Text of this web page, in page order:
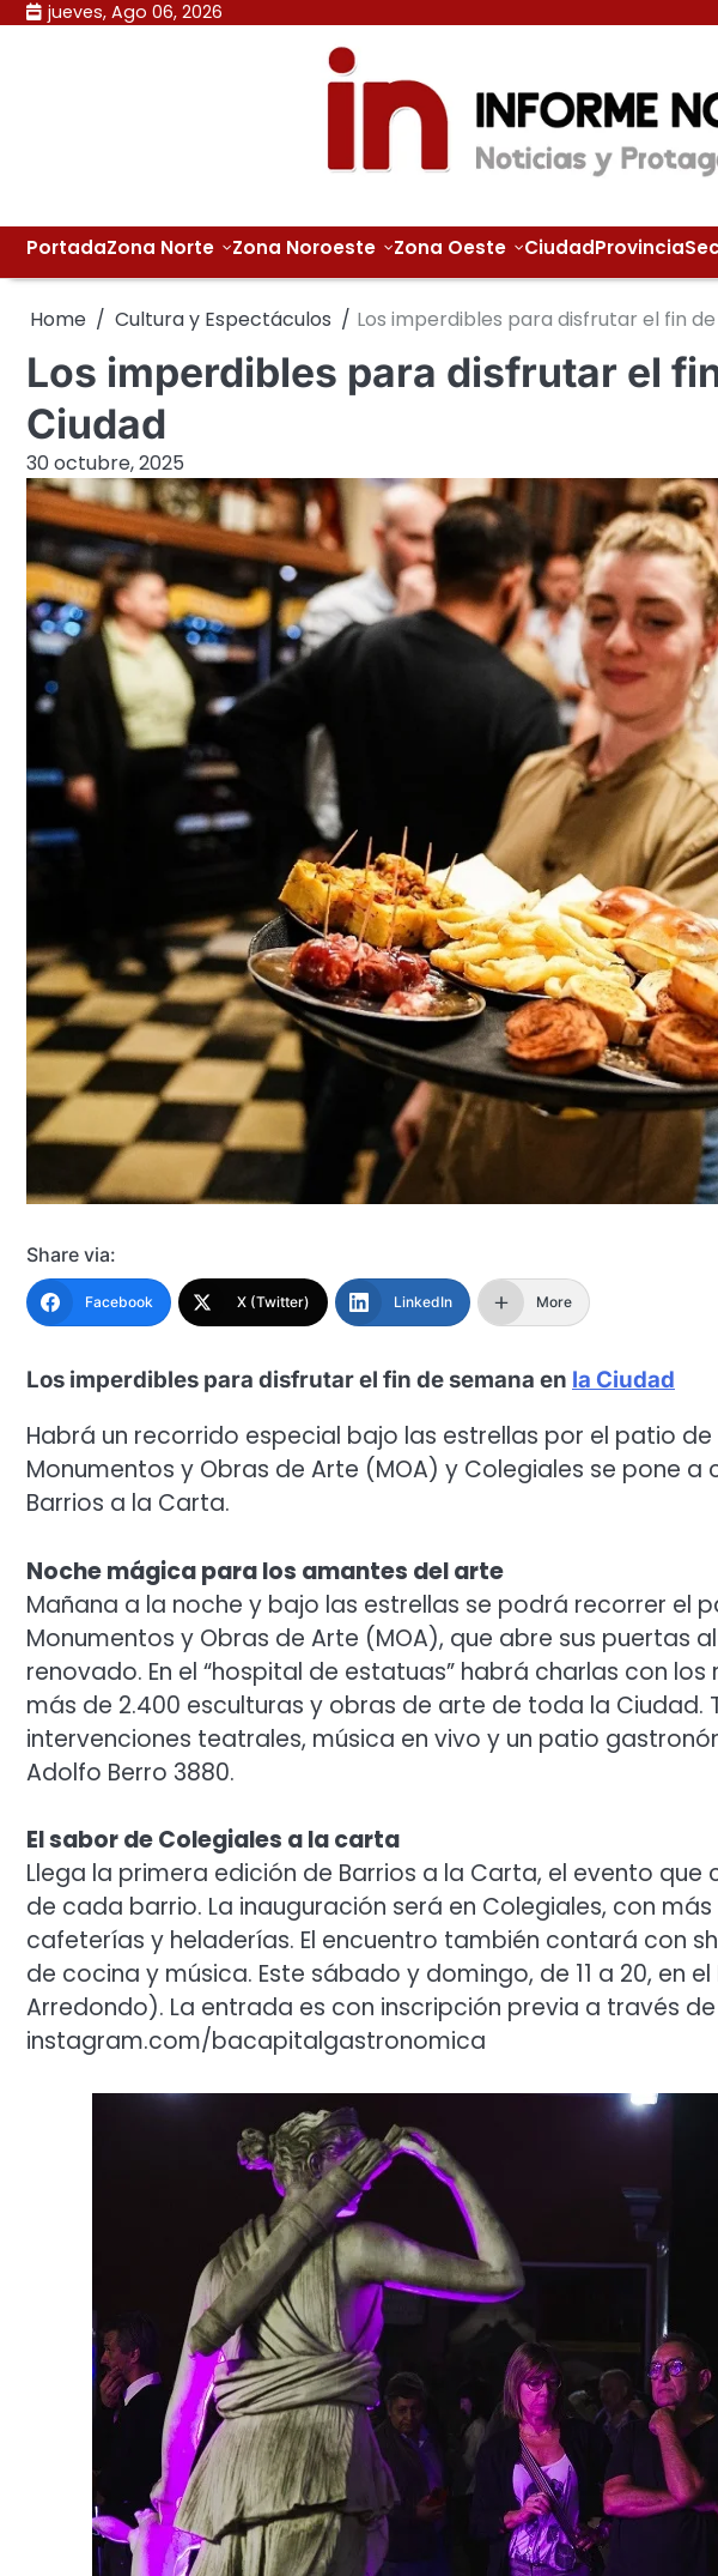
Skip jueves, Ago 06, 2026
PortadaZona Norte Zona Noroeste Zona Oeste CiudadProvincia
Home Cultura y Espectáculos Los imperdibles para disfrutar el fin
Los imperdibles para disfrutar el
Ciudad
30 octubre, 2025
Share via:
Facebook X (Twitter) LinkedIn More
Los imperdibles para disfrutar el fin de semana en la Ciudad
Habrá un recorrido especial bajo las estrellas por el patio
Monumentos y Obras de Arte (MOA) y Colegiales se pone
Barrios a la Carta.
Noche mágica para los amantes del arte
Mañana a la noche y bajo las estrellas se podrá recorrer el
Monumentos y Obras de Arte (MOA), que abre sus puertas
renovado. En el “hospital de estatuas” habrá charlas con
más de 2.400 esculturas y obras de arte de toda la Ciudad.
intervenciones teatrales, música en vivo y un patio
Adolfo Berro 3880.
El sabor de Colegiales a la carta
Llega la primera edición de Barrios a la Carta, el evento
de cada barrio. La inauguración será en Colegiales, con
cafeterías y heladerías. El encuentro también contará con
de cocina y música. Este sábado y domingo, de 11 a 20, en
Arredondo). La entrada es con inscripción previa a través de
instagram.com/bacapitalgastronomica